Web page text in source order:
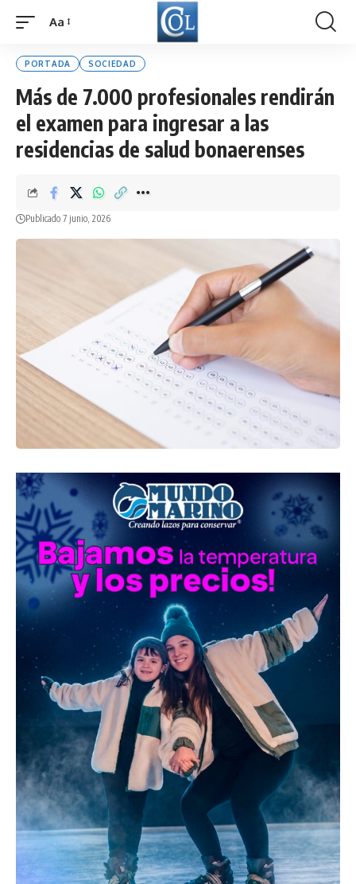
Font
Aa
PORTADA SOCIEDAD
Más de 7.000 profesionales rendirán
el examen para ingresar a las
residencias de salud bonaerenses
Publicado 7 junio, 2026